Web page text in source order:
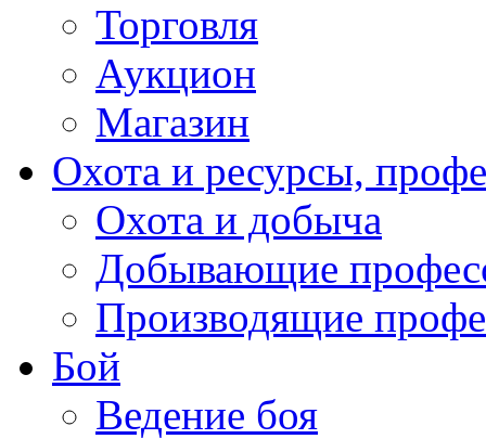
Торговля
Аукцион
Магазин
Охота и ресурсы,
Охота и добыча
Добывающие
Производящие
Бой
Ведение боя